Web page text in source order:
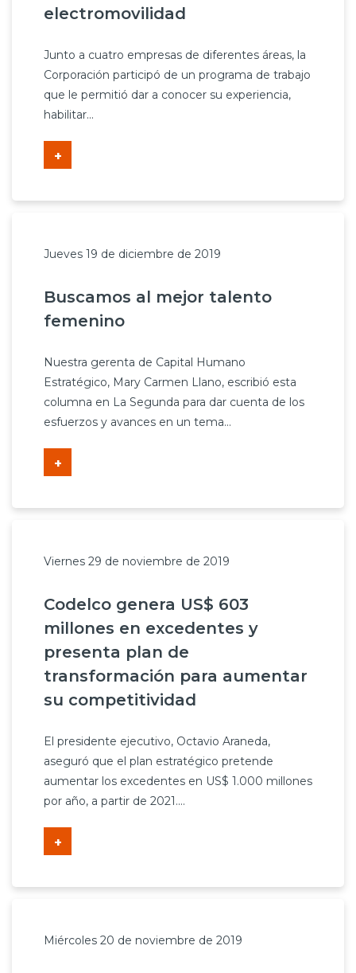
electromovilidad
Junto a cuatro empresas de diferentes áreas, la
Corporación participó de un programa de trabajo
que le permitió dar a conocer su experiencia,
habilitar...
+
Jueves 19 de diciembre de 2019
Buscamos al mejor talento
femenino
Nuestra gerenta de Capital Humano
Estratégico, Mary Carmen Llano, escribió esta
columna en La Segunda para dar cuenta de los
esfuerzos y avances en un tema...
+
Viernes 29 de noviembre de 2019
Codelco genera US$ 603
millones en excedentes y
presenta plan de
transformación para aumentar
su competitividad
El presidente ejecutivo, Octavio Araneda,
aseguró que el plan estratégico pretende
aumentar los excedentes en US$ 1.000 millones
por año, a partir de 2021....
+
Miércoles 20 de noviembre de 2019